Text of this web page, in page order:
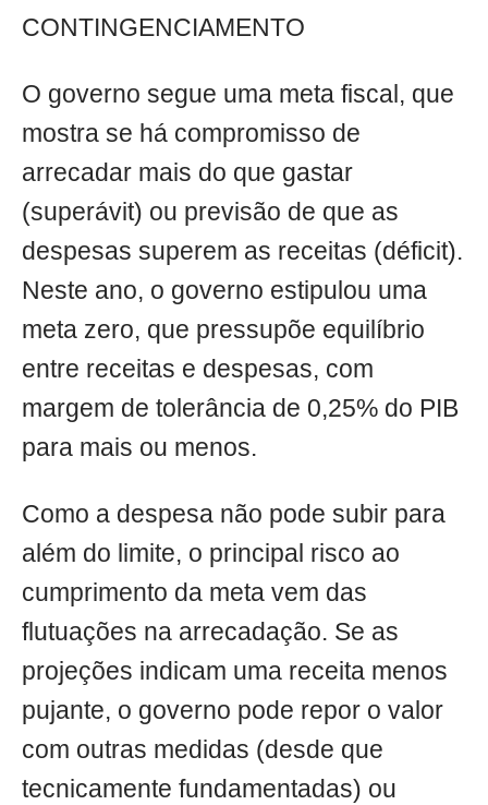
CONTINGENCIAMENTO
O governo segue uma meta fiscal, que
mostra se há compromisso de
arrecadar mais do que gastar
(superávit) ou previsão de que as
despesas superem as receitas (déficit).
Neste ano, o governo estipulou uma
meta zero, que pressupõe equilíbrio
entre receitas e despesas, com
margem de tolerância de 0,25% do PIB
para mais ou menos.
Como a despesa não pode subir para
além do limite, o principal risco ao
cumprimento da meta vem das
flutuações na arrecadação. Se as
projeções indicam uma receita menos
pujante, o governo pode repor o valor
com outras medidas (desde que
tecnicamente fundamentadas) ou